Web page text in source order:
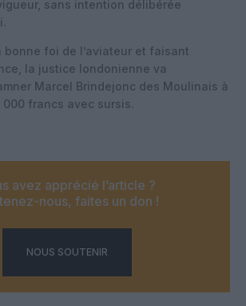
sans intention délibérée
bonne foi de l’aviateur et faisant
la justice londonienne va
Marcel Brindejonc des Moulinais à
000 francs avec sursis.
avez apprécié l’article ?
nous, faites un don !
NOUS SOUTENIR